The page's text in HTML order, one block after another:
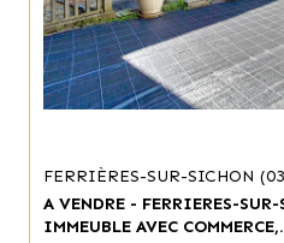
FERRIÈRES-SUR-SICHON
A VENDRE - FERRIERES-
IMMEUBLE AVEC